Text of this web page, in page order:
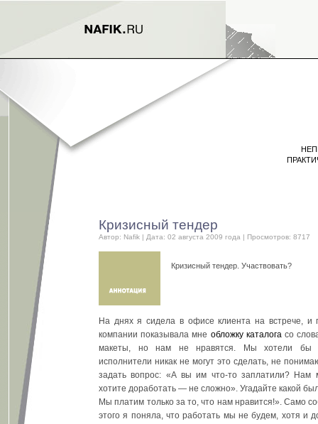
Кризисный тендер
Автор: Nafik | Дата: 02 августа 2009 года | Просмотров: 8717
Кризисный тендер. Участвовать?
На днях я сидела в офисе клиента на встрече, и
компании показывала мне обложку каталога со
макеты, но нам не нравятся. Мы хотели бы
исполнители никак не могут это сделать, не
задать вопрос: «А вы им что-то заплатили? Нам
хотите доработать — не сложно». Угадайте какой
Мы платим только за то, что нам нравится!». Само
этого я поняла, что работать мы не будем, хотя и